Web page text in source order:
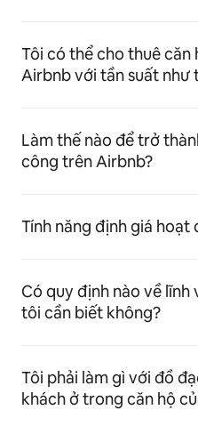
Tôi có thể cho thuê căn
Airbnb với tần suất như
Làm thế nào để trở
công trên Airbnb?
Tính năng định giá hoạt
Có quy định nào về
tôi cần biết không?
Tôi phải làm gì với đồ
khách ở trong căn hộ